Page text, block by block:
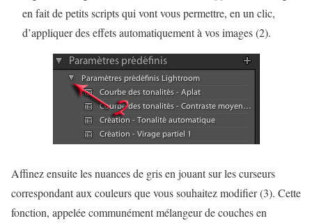
en fait de petits scripts qui vont vous permettre, en un clic,
d’appliquer des effets automatiquement à vos images (2).
Affinez ensuite les nuances de grisen jouant sur les curseurs
correspondant aux couleurs que vous souhaitez modifier (3). Cette
fonction, appelée communément mélangeur de couches en